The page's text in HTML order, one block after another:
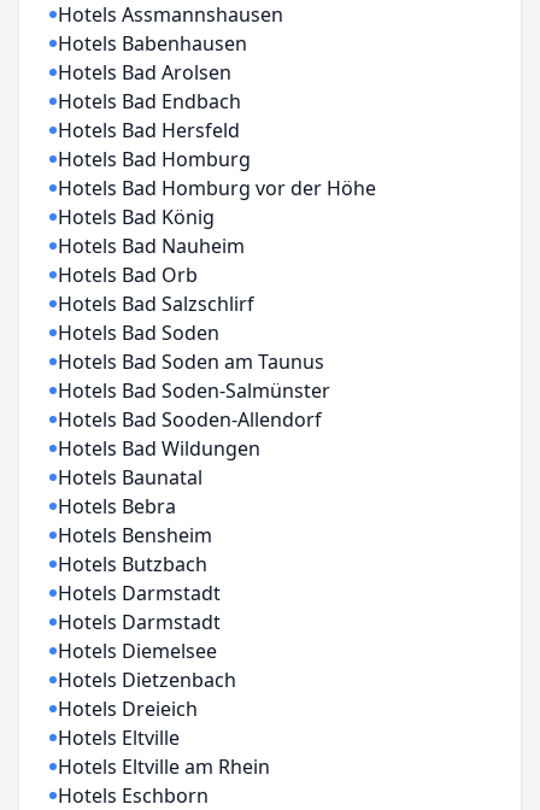
Hotels Assmannshausen
Hotels Babenhausen
Hotels Bad Arolsen
Hotels Bad Endbach
Hotels Bad Hersfeld
Hotels Bad Homburg
Hotels Bad Homburg vor der Höhe
Hotels Bad König
Hotels Bad Nauheim
Hotels Bad Orb
Hotels Bad Salzschlirf
Hotels Bad Soden
Hotels Bad Soden am Taunus
Hotels Bad Soden-Salmünster
Hotels Bad Sooden-Allendorf
Hotels Bad Wildungen
Hotels Baunatal
Hotels Bebra
Hotels Bensheim
Hotels Butzbach
Hotels Darmstadt
Hotels Darmstadt
Hotels Diemelsee
Hotels Dietzenbach
Hotels Dreieich
Hotels Eltville
Hotels Eltville am Rhein
Hotels Eschborn